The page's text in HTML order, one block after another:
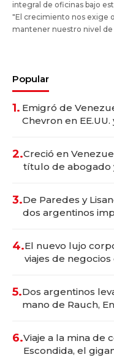
integral de oficinas bajo
"El crecimiento nos exige
mantener nuestro nivel de
Popular
1. Emigró de
Chevron en
2.Creció en
título de abogado
3.De Paredes y
dos argentinos
4.El nuevo lujo
viajes de
5.Dos argentinos
mano de Rauch,
6.Viaje a la mina de
Escondida, el